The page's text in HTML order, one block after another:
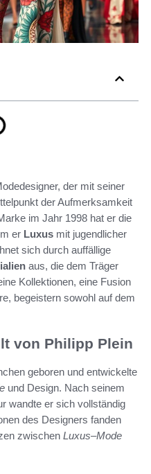
der mit seiner
der Aufmerksamkeit
im Jahr 1998 hat er die
er Luxus mit jugendlicher
sich durch auffällige
aus, die dem Träger
Kollektionen, eine Fusion
begeistern sowohl auf dem
von Philipp Plein
geboren und entwickelte
und Design. Nach seinem
wandte er sich vollständig
des Designers fanden
zwischen Luxus–Mode